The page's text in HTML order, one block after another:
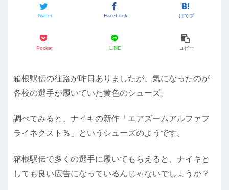
Twitter Facebook はてブ
Pocket LINE コピー
箱根駅伝の往路が昨日ありましたが、気になったのが
各校の選手が履いていた黄色のシューズ。
調べてみると、ナイキの新作「エアズームアルファフ
ライネクスト％」というシューズのようです。
箱根駅伝で多くの選手に履いてもらえると、ナイキと
しても良い広告になっているんじゃないでしょうか？